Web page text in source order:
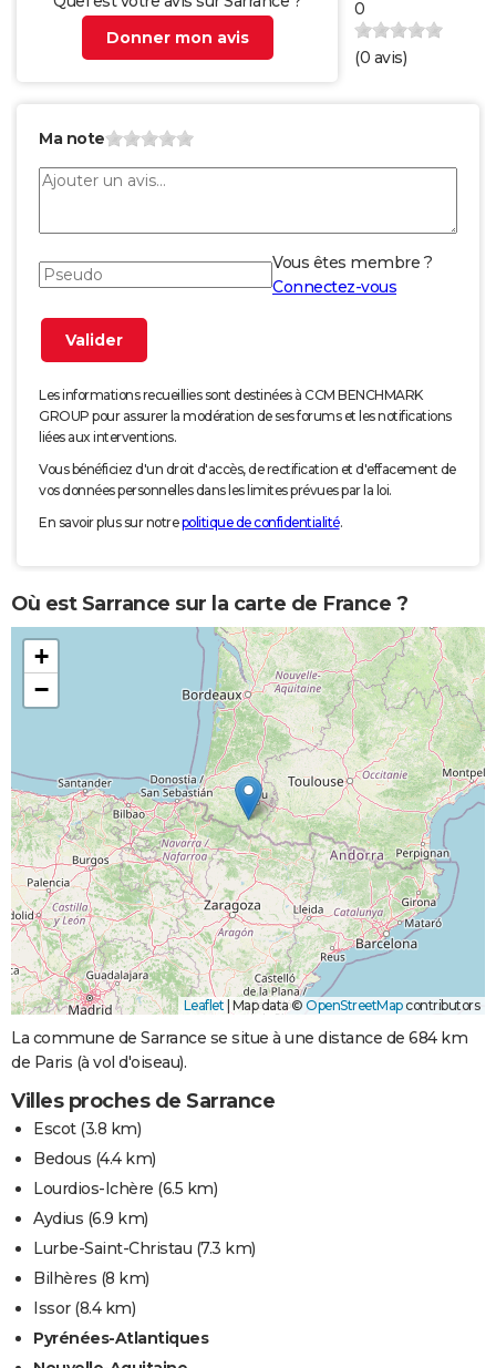
Donner mon avis
0
(0 avis)
Ma note
Vous êtes membre ?
Connectez-vous
Les informations recueillies sont destinées à CCM BENCHMARK
GROUP pour assurer la modération de ses forums et les notifications
liées aux interventions.
Vous bénéficiez d'un droit d'accès, de rectification et d'effacement de
vos données personnelles dans les limites prévues par la loi.
En savoir plus sur notrepolitique de confidentialité.
Où est Sarrance sur la carte de France ?
+
−
Leaflet Map data © OpenStreetMapcontributors
La commune de Sarrance se situe à une distance de 684 km
de Paris (à vol d'oiseau).
Villes proches de Sarrance
Escot(3.8 km)
Bedous (4.4 km)
Lourdios-Ichère (6.5 km)
Aydius (6.9 km)
Lurbe-Saint-Christau (7.3 km)
Bilhères (8 km)
Issor(8.4 km)
Pyrénées-Atlantiques